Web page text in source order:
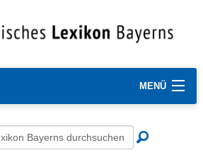
MENÜ